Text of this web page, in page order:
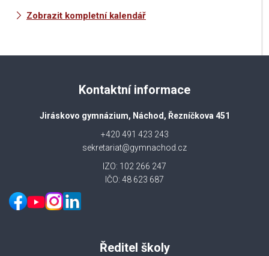
Zobrazit kompletní kalendář
Kontaktní informace
Jiráskovo gymnázium, Náchod, Řezníčkova 451
+420 491 423 243
sekretariat@gymnachod.cz
IZO: 102 266 247
IČO: 48 623 687
Ředitel školy